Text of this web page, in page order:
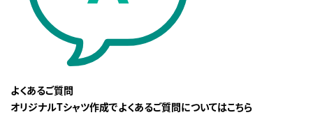
よくあるご質問
オリジナルTシャツ作成でよくあるご質問についてはこちら